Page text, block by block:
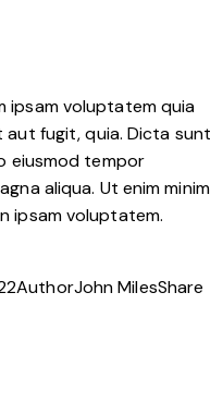
ipsam voluptatem quia
fugit, quia. Dicta sunt
eiusmod tempor
aliqua. Ut enim minim
ipsam voluptatem.
AuthorJohn MilesShare